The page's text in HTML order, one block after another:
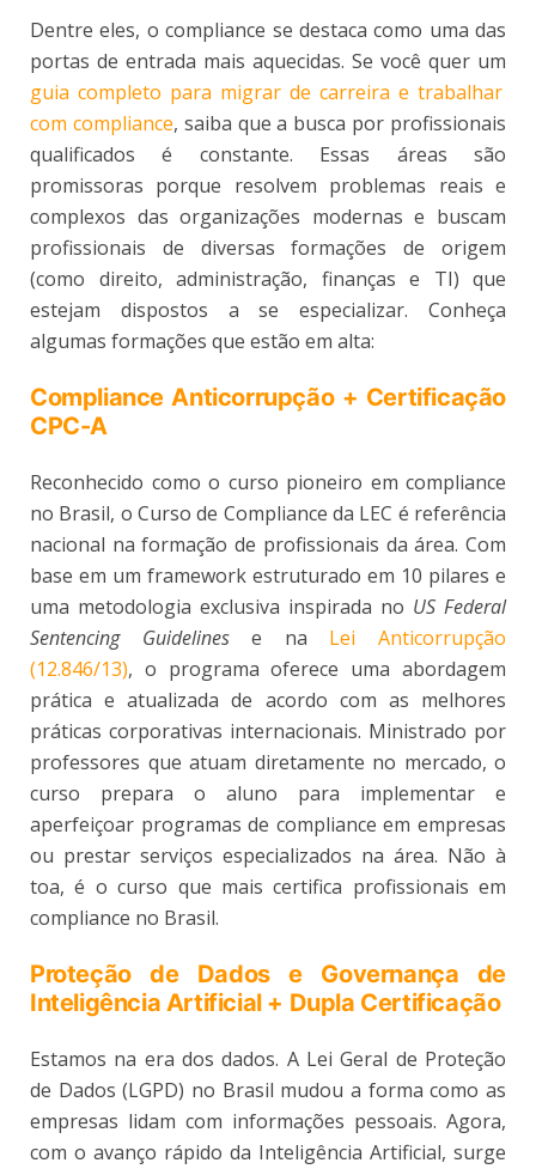
Dentre eles, o compliance se destaca como uma das
portas de entrada mais aquecidas. Se você quer um
guia completo para migrar de carreira e trabalhar
com compliance, saiba que a busca por profissionais
qualificados é constante. Essas áreas são
promissoras porque resolvem problemas reais e
complexos das organizações modernas e buscam
profissionais de diversas formações de origem
(como direito, administração, finanças e TI) que
estejam dispostos a se especializar. Conheça
algumas formações que estão em alta:
Compliance Anticorrupção + Certificação
CPC-A
Reconhecido como o curso pioneiro em compliance
no Brasil, o Curso de Compliance da LEC é referência
nacional na formação de profissionais da área. Com
base em um framework estruturado em 10 pilares e
uma metodologia exclusiva inspirada no US Federal
Sentencing Guidelinese na Lei Anticorrupção
(12.846/13), o programa oferece uma abordagem
prática e atualizada de acordo com as melhores
práticas corporativas internacionais. Ministrado por
professores que atuam diretamente no mercado, o
curso prepara o aluno para implementar e
aperfeiçoar programas de compliance em empresas
ou prestar serviços especializados na área. Não à
toa, é o curso que mais certifica profissionais em
compliance no Brasil.
Proteção de Dados e Governança de
Inteligência Artificial + Dupla Certificação
Estamos na era dos dados. A Lei Geral de Proteção
de Dados (LGPD) no Brasil mudou a forma como as
empresas lidam com informações pessoais. Agora,
com o avanço rápido da Inteligência Artificial, surge